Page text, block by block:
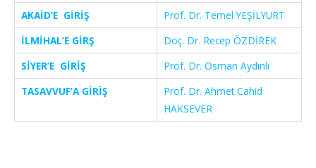
AKAİD’E GİRİŞ
Prof. Dr. Temel YEŞİLYURT
İLMİHAL’E GİRŞ
Doç. Dr. Recep ÖZDİREK
SİYER’E GİRİŞ
Prof. Dr. Osman Aydınlı
TASAVVUF’A GİRİŞ
Prof. Dr. Ahmet Cahid
HAKSEVER